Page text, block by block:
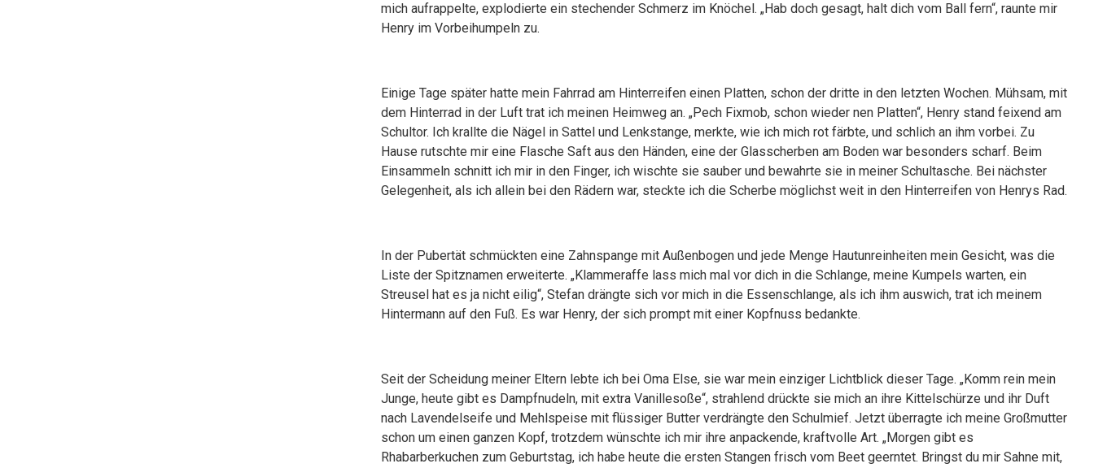
mich aufrappelte, explodierte ein stechender Schmerz im Knöchel. „Hab doch gesagt, halt dich vom Ball fern“, raunte mir
Henry im Vorbeihumpeln zu.
Einige Tage später hatte mein Fahrrad am Hinterreifen einen Platten, schon der dritte in den letzten Wochen. Mühsam, mit
dem Hinterrad in der Luft trat ich meinen Heimweg an. „Pech Fixmob, schon wieder nen Platten“, Henry stand feixend am
Schultor. Ich krallte die Nägel in Sattel und Lenkstange, merkte, wie ich mich rot färbte, und schlich an ihm vorbei. Zu
Hause rutschte mir eine Flasche Saft aus den Händen, eine der Glasscherben am Boden war besonders scharf. Beim
Einsammeln schnitt ich mir in den Finger, ich wischte sie sauber und bewahrte sie in meiner Schultasche. Bei nächster
Gelegenheit, als ich allein bei den Rädern war, steckte ich die Scherbe möglichst weit in den Hinterreifen von Henrys Rad.
In der Pubertät schmückten eine Zahnspange mit Außenbogen und jede Menge Hautunreinheiten mein Gesicht, was die
Liste der Spitznamen erweiterte. „Klammeraffe lass mich mal vor dich in die Schlange, meine Kumpels warten, ein
Streusel hat es ja nicht eilig“, Stefan drängte sich vor mich in die Essenschlange, als ich ihm auswich, trat ich meinem
Hintermann auf den Fuß. Es war Henry, der sich prompt mit einer Kopfnuss bedankte.
Seit der Scheidung meiner Eltern lebte ich bei Oma Else, sie war mein einziger Lichtblick dieser Tage. „Komm rein mein
Junge, heute gibt es Dampfnudeln, mit extra Vanillesoße“, strahlend drückte sie mich an ihre Kittelschürze und ihr Duft
nach Lavendelseife und Mehlspeise mit flüssiger Butter verdrängte den Schulmief. Jetzt überragte ich meine Großmutter
schon um einen ganzen Kopf, trotzdem wünschte ich mir ihre anpackende, kraftvolle Art. „Morgen gibt es
Rhabarberkuchen zum Geburtstag, ich habe heute die ersten Stangen frisch vom Beet geerntet. Bringst du mir Sahne mit,